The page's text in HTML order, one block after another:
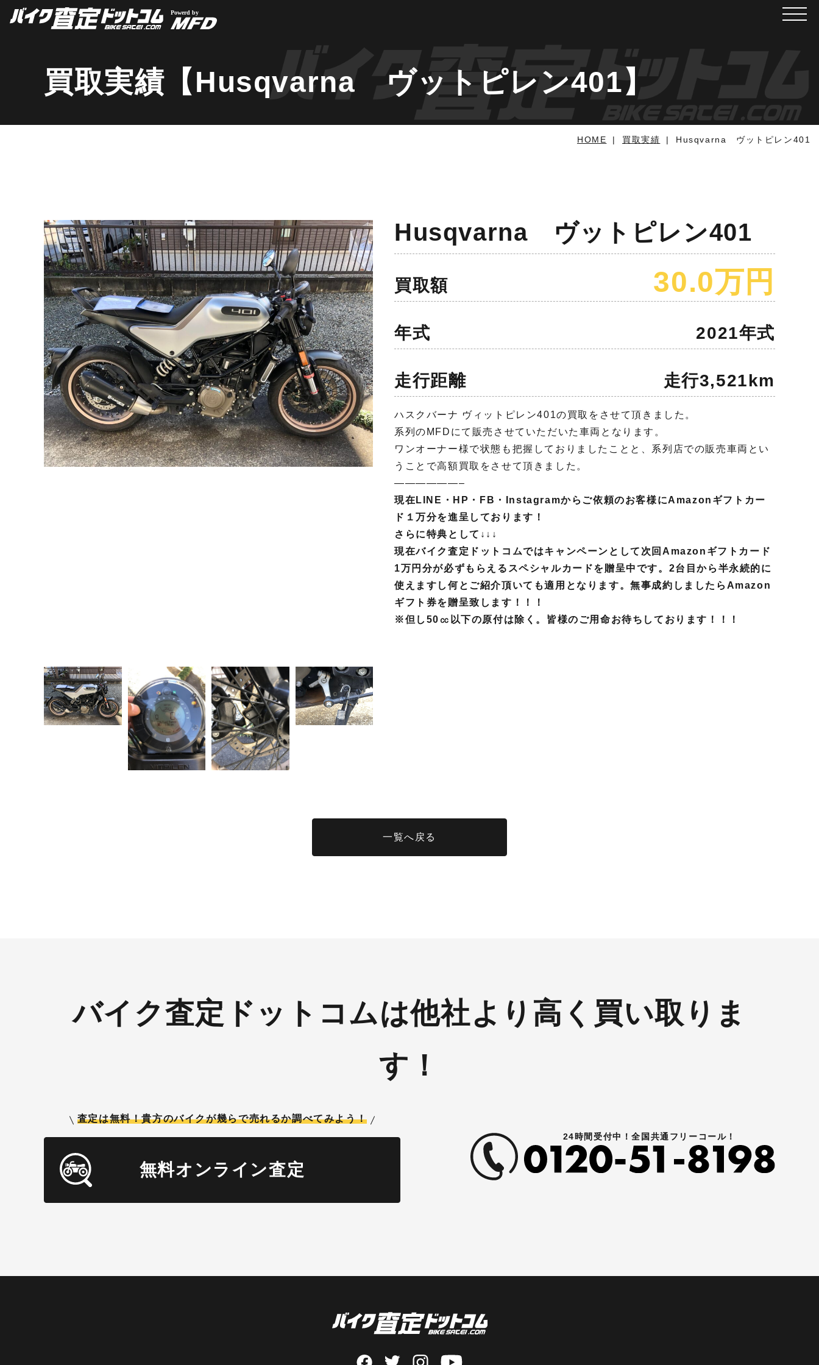
メニ
買取実績【Husqvarna ヴットピレン401】
HOME 買取実績 Husqvarna ヴットピレン401
Husqvarna ヴットピレン401
買取額 30.0万円
年式 2021年式
走行距離 走行3,521km
ハスクバーナ ヴィットピレン401の買取をさせて頂きました。
系列のMFDにて販売させていただいた車両となります。
ワンオーナー様で状態も把握しておりましたことと、系列店での販売車両とい
うことで高額買取をさせて頂きました。
——————–
現在LINE・HP・FB・Instagramからご依頼のお客様にAmazonギフトカー
ド１万分を進呈しております！
さらに特典として↓↓↓
現在バイク査定ドットコムではキャンペーンとして次回Amazonギフトカード
1万円分が必ずもらえるスペシャルカードを贈呈中です。2台目から半永続的に
使えますし何とご紹介頂いても適用となります。無事成約しましたらAmazon
ギフト券を贈呈致します！！！
※但し 50㏄以下の原付は除く。皆様のご用命お待ちしております！！！
一覧へ戻る
バイク査定ドットコムは他社より高く買い取りま
す！
査定は無料！貴方のバイクが幾らで売れるか調べてみよう！
無料オンライン査定
24時間受付中！全国共通フリーコール！